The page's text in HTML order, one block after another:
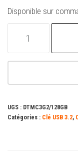
Disponible sur
Kingston
128
UGS : DTMC3G2/128GB
Catégories : Clé USB 3.2,